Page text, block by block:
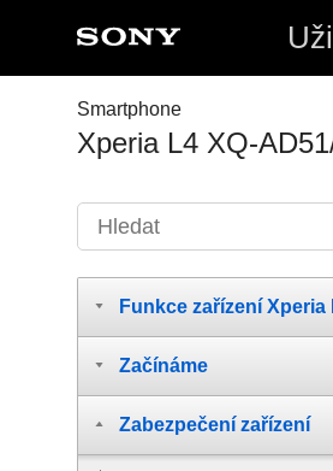
Smartphone
Xperia L4 XQ-
Funkce zařízení Xperia
Začínáme
Zabezpečení zařízení